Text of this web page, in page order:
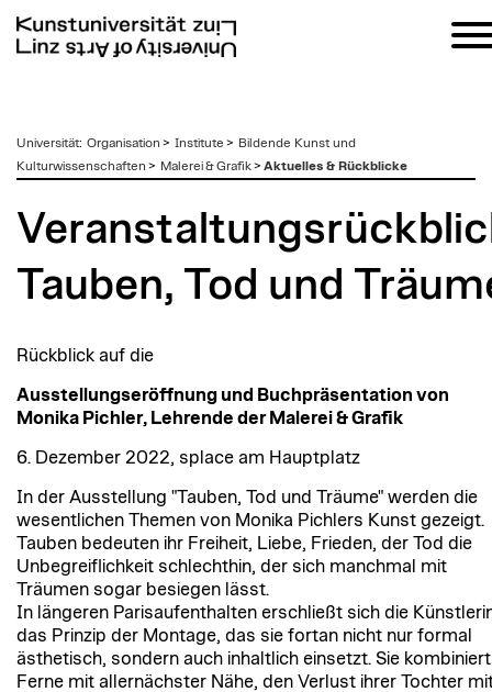
zum
Inhalt
Universität: Organisation > Institute > Bildende Kunst und
Kulturwissenschaften > Malerei & Grafik> Aktuelles & Rückblicke
Tauben, Tod und
Rückblick auf die
Ausstellungseröffnung und Buchpräsentation von
Monika Pichler, Lehrende der Malerei & Grafik
6. Dezember 2022, splace am Hauptplatz
In der Ausstellung "Tauben, Tod und Träume" werden die
wesentlichen Themen von Monika Pichlers Kunst gezeigt.
Tauben bedeuten ihr Freiheit, Liebe, Frieden, der Tod die
Unbegreiflichkeit schlechthin, der sich manchmal mit
Träumen sogar besiegen lässt.
In längeren Parisaufenthalten erschließt sich die
das Prinzip der Montage, das sie fortan nicht nur formal
ästhetisch, sondern auch inhaltlich einsetzt. Sie kombiniert
Ferne mit allernächster Nähe, den Verlust ihrer Tochter